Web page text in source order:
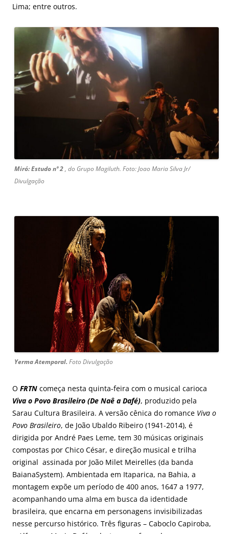
Lima; entre outros.
Miró: Estudo nº 2, do Grupo Magiluth. Foto: Joao Maria Silva Jr/
Divulgação
Yerma Atemporal. Foto Divulgação
O FRTN começa nesta quinta-feira com o musical carioca
Viva o Povo Brasileiro (De Naê a Dafé), produzido pela
Sarau Cultura Brasileira. A versão cênica do romance Viva o
Povo Brasileiro, de João Ubaldo Ribeiro (1941-2014), é
dirigida por André Paes Leme, tem 30 músicas originais
compostas por Chico César, e direção musical e trilha
original assinada por João Milet Meirelles (da banda
BaianaSystem). Ambientada em Itaparica, na Bahia, a
montagem expõe um período de 400 anos, 1647 a 1977,
acompanhando uma alma em busca da identidade
brasileira, que encarna em personagens invisibilizadas
nesse percurso histórico. Três figuras – Caboclo Capiroba,